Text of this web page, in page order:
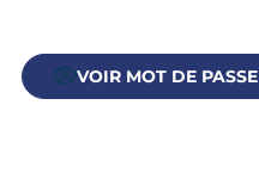
VOIR MOT DE PASSE